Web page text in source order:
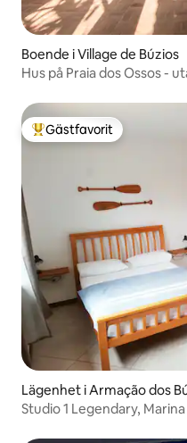
Boende i Village de Búzios
Hus på Praia dos Ossos -
Populär gästfavorit
Gästfavorit
Lägenhet i Armação dos
Studio 1 Legendary,